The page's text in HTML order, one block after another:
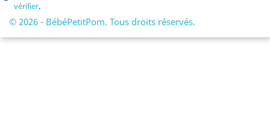
vérifier.
© 2026 - BébéPetitPom. Tous droits réservés.